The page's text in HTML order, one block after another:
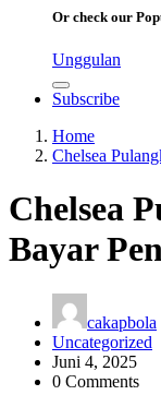
Or check our
Unggulan
Subscribe
Home
Chelsea
Chelsea
Bayar
cakapbola
Uncategorized
Juni 4, 2025
0 Comments